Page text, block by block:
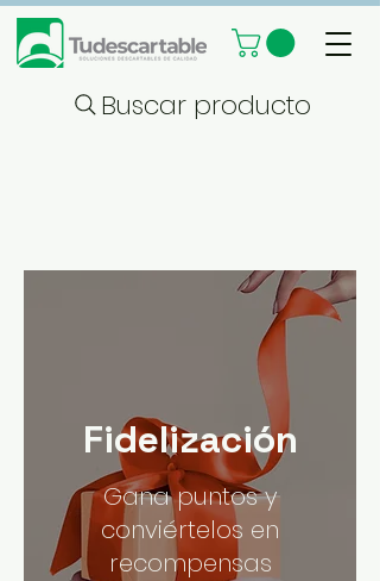
Buscar producto
Fidelización
Gana puntos y
conviértelos en
recompensas